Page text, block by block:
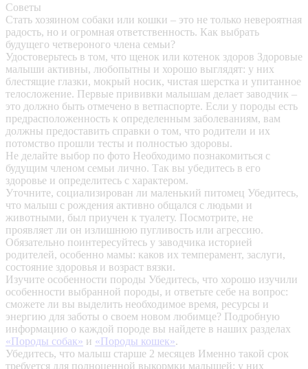
Советы
Стать хозяином собаки или кошки – это не только невероятная
радость, но и огромная ответственность. Как выбрать
будущего четвероного члена семьи?
Удостоверьтесь в том, что щенок или котенок здоров Здоровые
малыши активны, любопытны и хорошо выглядят: у них
блестящие глазки, мокрый носик, чистая шерстка и упитанное
телосложение. Первые прививки малышам делает заводчик –
это должно быть отмечено в ветпаспорте. Если у породы есть
предрасположенность к определенным заболеваниям, вам
должны предоставить справки о том, что родители и их
потомство прошли тесты и полностью здоровы.
Не делайте выбор по фото Необходимо познакомиться с
будущим членом семьи лично. Так вы убедитесь в его
здоровье и определитесь с характером.
Уточните, социализирован ли маленький питомец Убедитесь,
что малыш с рождения активно общался с людьми и
животными, был приучен к туалету. Посмотрите, не
проявляет ли он излишнюю пугливость или агрессию.
Обязательно поинтересуйтесь у заводчика историей
родителей, особенно мамы: каков их темперамент, заслуги,
состояние здоровья и возраст вязки.
Изучите особенности породы Убедитесь, что хорошо изучили
особенности выбранной породы, и ответьте себе на вопрос:
сможете ли вы выделить необходимое время, ресурсы и
энергию для заботы о своем новом любимце? Подробную
информацию о каждой породе вы найдете в наших разделах
«Породы собак» и «Породы кошек».
Убедитесь, что малыш старше 2 месяцев Именно такой срок
требуется для полноценной выкормки малышей: у них